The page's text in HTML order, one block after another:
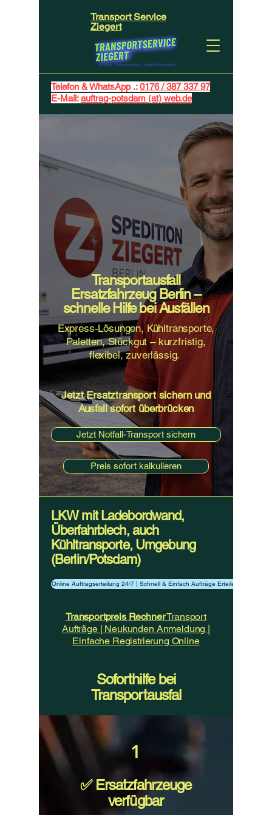
Telefon & WhatsApp .:0176 / 387 337 97
E-Mail:auftrag-potsdam (at) web.de
Transport Service
Ziegert
Transportausfall
Ersatzfahrzeug Berlin –
schnelle Hilfe bei Ausfällen
Express-Lösungen, Kühltransporte,
Paletten, Stückgut – kurzfristig,
flexibel, zuverlässig.
Jetzt Ersatztransport sichern und
Ausfall sofort überbrücken
Jetzt Notfall-Transport sichern
Preis sofort kalkulieren
LKW mit Ladebordwand,
Überfahrblech, auch
Kühltransporte, Umgebung
(Berlin/Potsdam)
Online Auftragserteilung 24/7 | Schnell & Einfach Aufträge Erteilen
​Transportpreis RechnerTransport
Aufträge | Neukunden Anmeldung |
Einfache Registrierung Online
Soforthilfe bei
Transportausfal
1
​✅ Ersatzfahrzeuge
verfügbar